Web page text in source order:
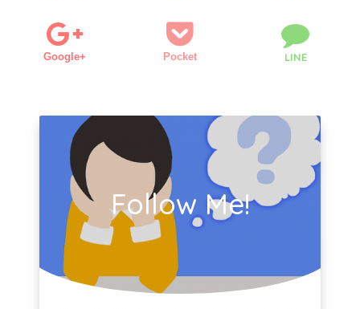
Google+ Pocket LINE
Follow Me!